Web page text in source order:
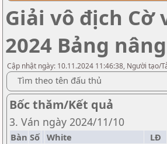
Giải vô địch
2024 Bảng
Cập nhật ngày: 10.11.2024 11:46:38, Người tạo/
Tìm theo tên đấu thủ
Bốc thăm/Kết quả
3. Ván ngày 2024/11/10
Bàn Số White LĐ